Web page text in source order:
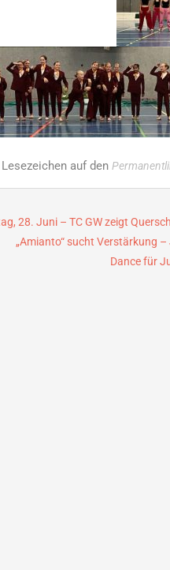
Lesezeichen auf den
28. Juni – TC GW zeigt
„Amianto“ sucht Verstärkung
Dance für